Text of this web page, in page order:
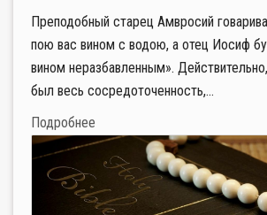
Преподобный старец Амвросий
пою вас вином с водою, а отец Иосиф
вином неразбавленным».
был весь сосредоточенность,...
Подробнее